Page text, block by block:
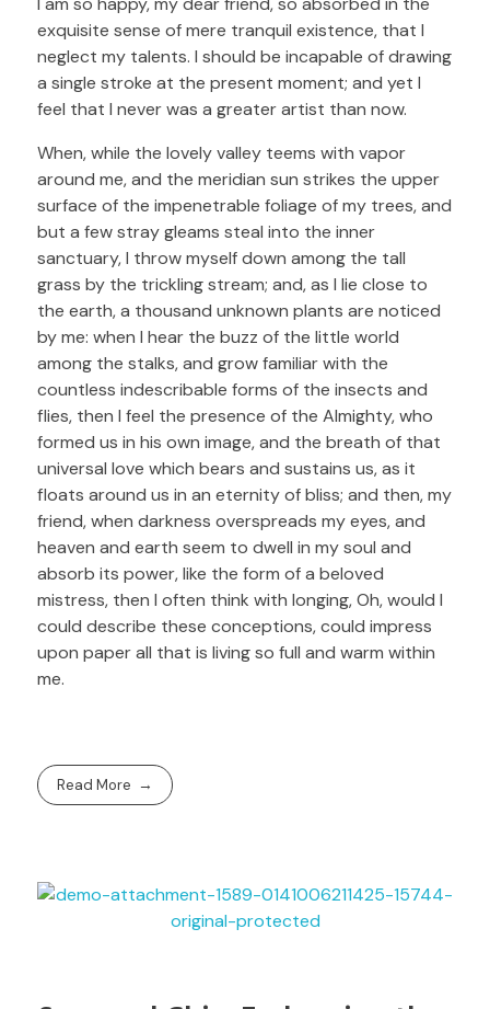
exquisite sense of mere tranquil existence, that I
neglect my talents. I should be incapable of drawing
a single stroke at the present moment; and yet I
feel that I never was a greater artist than now.
When, while the lovely valley teems with vapor
around me, and the meridian sun strikes the upper
surface of the impenetrable foliage of my trees, and
but a few stray gleams steal into the inner
sanctuary, I throw myself down among the tall
grass by the trickling stream; and, as I lie close to
the earth, a thousand unknown plants are noticed
by me: when I hear the buzz of the little world
among the stalks, and grow familiar with the
countless indescribable forms of the insects and
flies, then I feel the presence of the Almighty, who
formed us in his own image, and the breath of that
universal love which bears and sustains us, as it
floats around us in an eternity of bliss; and then, my
friend, when darkness overspreads my eyes, and
heaven and earth seem to dwell in my soul and
absorb its power, like the form of a beloved
mistress, then I often think with longing, Oh, would I
could describe these conceptions, could impress
upon paper all that is living so full and warm within
me.
Read More